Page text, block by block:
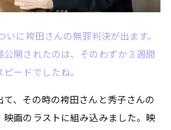
に袴田さんの無罪判決が出ます。
公開されたのは、そのわずか３週間
ードでしたね。
、その時の袴田さんと秀子さんの
画のラストに組み込みました。映